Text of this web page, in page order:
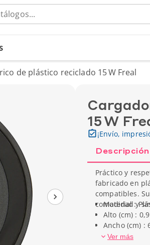
de plástico reciclado 15 W Freal
15 W
¡Envío,
Descripción
Práctico y
fabricado en
compatibles.
comodidad y
Material :
Alto (cm) :
Ancho (cm) :
Peso unitario
Ver más